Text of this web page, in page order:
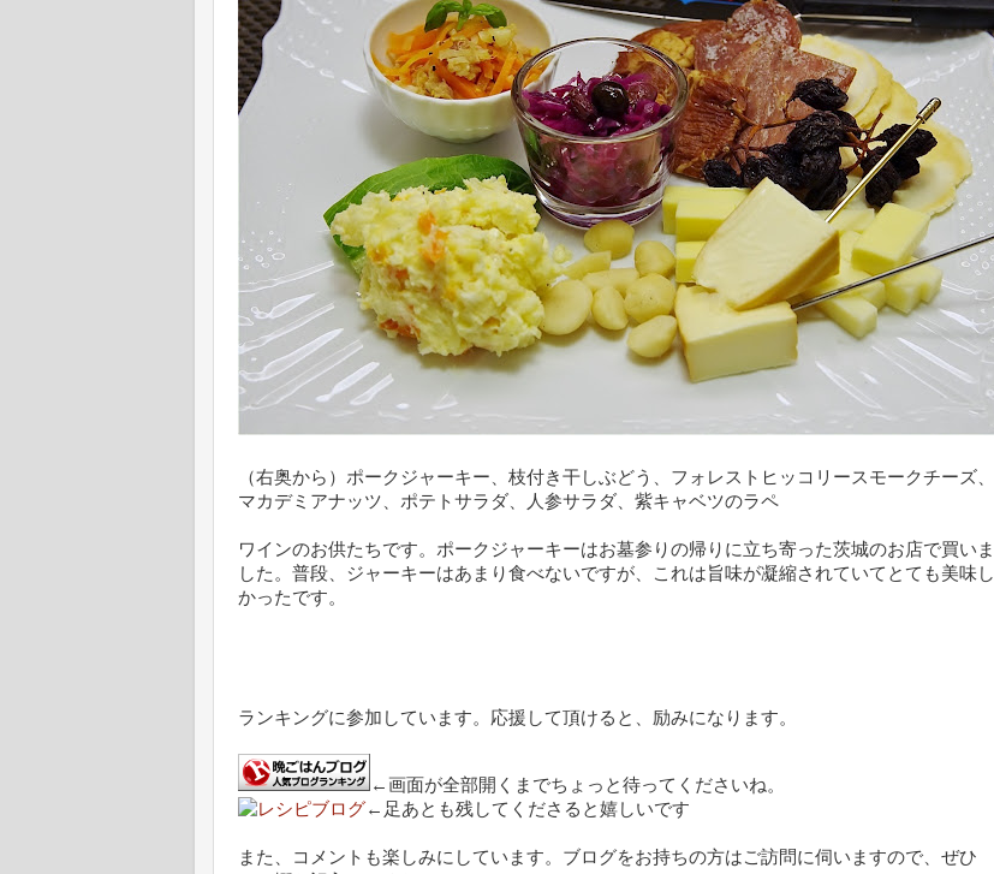
（右奥から）ポークジャーキー、枝付き干しぶどう、フォレストヒッコリースモークチーズ、
マカデミアナッツ、ポテトサラダ、人参サラダ、紫キャベツのラペ
ワインのお供たちです。ポークジャーキーはお墓参りの帰りに立ち寄った茨城のお店で買いま
した。普段、ジャーキーはあまり食べないですが、これは旨味が凝縮されていてとても美味し
かったです。
ランキングに参加しています。応援して頂けると、励みになります。
←画面が全部開くまでちょっと待ってくださいね。
←足あとも残してくださると嬉しいです
また、コメントも楽しみにしています。ブログをお持ちの方はご訪問に伺いますので、ぜひ